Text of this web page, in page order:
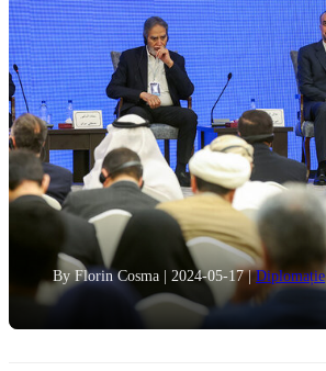
By Florin Cosma | 2024-05-17|Diplomație